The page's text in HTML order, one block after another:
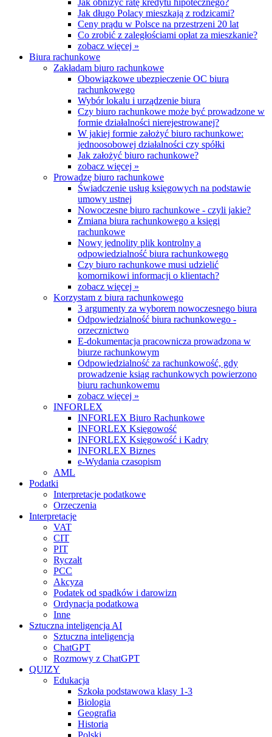
Jak obniżyć ratę kredytu hipotecznego?
Jak długo Polacy mieszkają z rodzicami?
Ceny prądu w Polsce na przestrzeni 20 lat
Co zrobić z zaległościami opłat za mieszkanie?
zobacz więcej »
Biura rachunkowe
Zakładam biuro rachunkowe
Obowiązkowe ubezpieczenie OC biura
rachunkowego
Wybór lokalu i urządzenie biura
Czy biuro rachunkowe może być prowadzone w
formie działalności nierejestrowanej?
W jakiej formie założyć biuro rachunkowe:
jednoosobowej działalności czy spółki
Jak założyć biuro rachunkowe?
zobacz więcej »
Prowadzę biuro rachunkowe
Świadczenie usług księgowych na podstawie
umowy ustnej
Nowoczesne biuro rachunkowe - czyli jakie?
Zmiana biura rachunkowego a księgi
rachunkowe
Nowy jednolity plik kontrolny a
odpowiedzialność biura rachunkowego
Czy biuro rachunkowe musi udzielić
komornikowi informacji o klientach?
zobacz więcej »
Korzystam z biura rachunkowego
3 argumenty za wyborem nowoczesnego biura
Odpowiedzialność biura rachunkowego -
orzecznictwo
E-dokumentacja pracownicza prowadzona w
biurze rachunkowym
Odpowiedzialność za rachunkowość, gdy
prowadzenie ksiąg rachunkowych powierzono
biuru rachunkowemu
zobacz więcej »
INFORLEX
INFORLEX Biuro Rachunkowe
INFORLEX Księgowość
INFORLEX Księgowość i Kadry
INFORLEX Biznes
e-Wydania czasopism
AML
Podatki
Interpretacje podatkowe
Orzeczenia
Interpretacje
VAT
CIT
PIT
Ryczałt
PCC
Akcyza
Podatek od spadków i darowizn
Ordynacja podatkowa
Inne
Sztuczna inteligencja AI
Sztuczna inteligencja
ChatGPT
Rozmowy z ChatGPT
QUIZY
Edukacja
Szkoła podstawowa klasy 1-3
Biologia
Geografia
Historia
Polski